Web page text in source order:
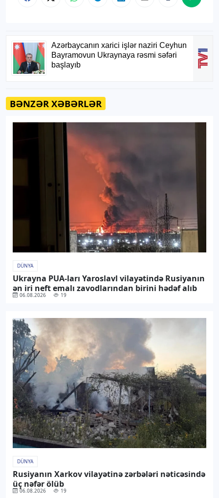
BƏNZƏR XƏBƏRLƏR
DÜNYA
Ukrayna PUA-ları Yaroslavl vilayətində Rusiyanın
ən iri neft emalı zavodlarından birini hədəf alıb
06.08.2026 19
DÜNYA
Rusiyanın Xarkov vilayətinə zərbələri nəticəsində
üç nəfər ölüb
06.08.2026 19